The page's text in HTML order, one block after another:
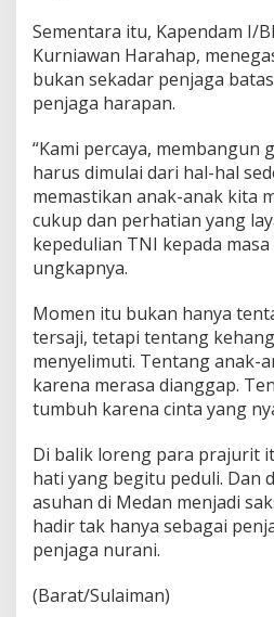
Sementara itu, Kapendam I/
Kurniawan Harahap,
bukan sekadar penjaga
penjaga harapan.
“Kami percaya, membangun
harus dimulai dari hal-hal
memastikan anak-anak kita
cukup dan perhatian yang
kepedulian TNI kepada
ungkapnya.
Momen itu bukan hanya
tersaji, tetapi tentang
menyelimuti. Tentang anak-
karena merasa dianggap.
tumbuh karena cinta yang
Di balik loreng para prajurit
hati yang begitu peduli. Dan
asuhan di Medan menjadi
hadir tak hanya sebagai
penjaga nurani.
(Barat/Sulaiman)